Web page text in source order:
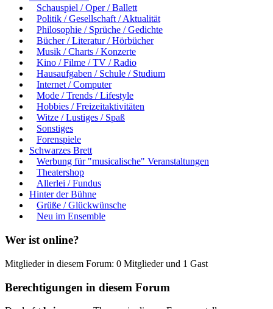
Schauspiel / Oper / Ballett
Politik / Gesellschaft / Aktualität
Philosophie / Sprüche / Gedichte
Bücher / Literatur / Hörbücher
Musik / Charts / Konzerte
Kino / Filme / TV / Radio
Hausaufgaben / Schule / Studium
Internet / Computer
Mode / Trends / Lifestyle
Hobbies / Freizeitaktivitäten
Witze / Lustiges / Spaß
Sonstiges
Forenspiele
Schwarzes Brett
Werbung für "musicalische" Veranstaltungen
Theatershop
Allerlei / Fundus
Hinter der Bühne
Grüße / Glückwünsche
Neu im Ensemble
Wer ist online?
Mitglieder in diesem Forum: 0 Mitglieder und 1 Gast
Berechtigungen in diesem Forum